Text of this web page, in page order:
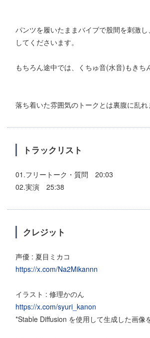
パンツを履いたままバイブで股間を刺激
してくださいます。
もちろん途中では、くちゅ音(水音)もき
落ち着いた雰囲気のトークとは裏腹に乱
トラックリスト
01.フリートーク・質問 20:03
02.実演 25:38
クレジット
声優 : 夏目ミカコ
https://x.com/Na2Mikannn
イラスト : 修理かのん
https://x.com/syuri_kanon
*Stable Diffusion を使用して生成した画像